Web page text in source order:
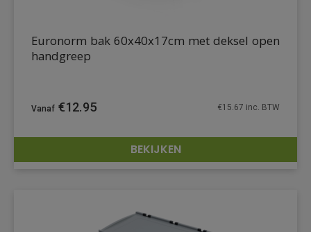
DETAILS
Euronorm bak 60x40x17cm met deksel open
handgreep
€12.95 €15.67 inc. BTW
BEKIJKEN